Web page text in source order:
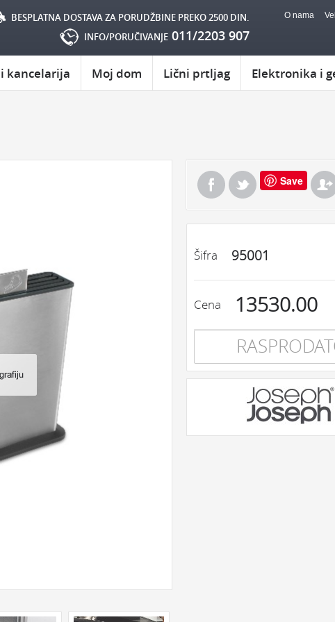
O nama
BESPLATNA DOSTAVA ZA PORUDŽBINE PREKO 2500 DIN.
INFO/PORUČIVANJE 011/2203 907
kancelarija Moj dom Lični prtljag Elektronika i
Save
Šifra 95001
Cena 13530.00